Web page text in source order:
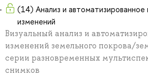
(14) Анализ и автоматизированное
изменений
Визуальный анализ и
изменений земельного покрова/
серии разновременных
снимков